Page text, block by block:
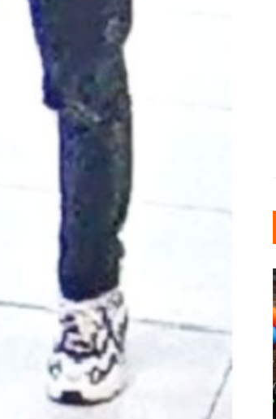
INDUSTRIELLER CHIC: WIE
KUNSTSTOFFFENSTER DEN